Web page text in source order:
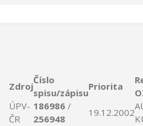
Zdroj
Číslo
spisu/zápisu
Priorita
ÚPV-
ČR
186986 /
256948
19.12.2002